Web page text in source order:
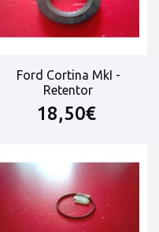
Ford Cortina MkI -
Retentor
18,50€